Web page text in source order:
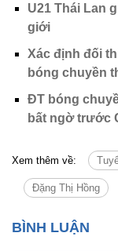
U21 Thái Lan
giới
Xác định đối
bóng chuyền
ĐT bóng
bất ngờ trước
Xem thêm về:
Đặng Thị Hồng